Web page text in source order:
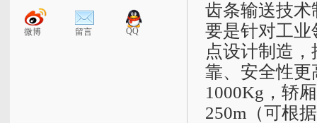
微博 留言 QQ
齿条输送技
要是针对工
点设计制造
靠、安全性
1000Kg，轿
250m（可根